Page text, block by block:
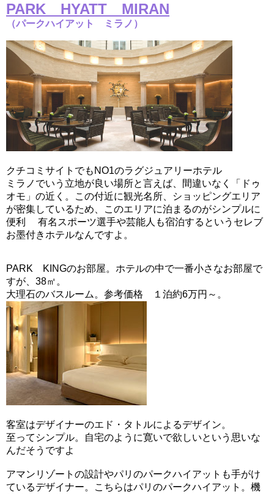
PARK HYATT MIRAN
（パークハイアット ミラノ）
クチコミサイトでもNO1のラグジュアリーホテル
ミラノでいう立地が良い場所と言えば、間違いなく「ドゥ
オモ」の近く。この付近に観光名所、ショッピングエリア
が密集しているため、このエリアに泊まるのがシンプルに
便利 有名スポーツ選手や芸能人も宿泊するというセレブ
お墨付きホテルなんですよ。
PARK KINGのお部屋。ホテルの中で一番小さなお部屋で
すが、38㎡。
大理石のバスルーム。参考価格 １泊約6万円～。
客室はデザイナーのエド・タトルによるデザイン。
至ってシンプル。自宅のように寛いで欲しいという思いな
んだそうですよ
アマンリゾートの設計やパリのパークハイアットも手がけ
ているデザイナー。こちらはパリのパークハイアット。機